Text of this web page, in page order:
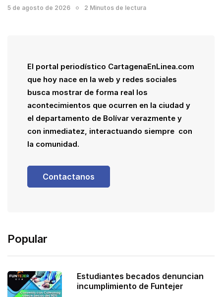
5 de agosto de 2026 2 Minutos de lectura
El portal periodístico CartagenaEnLinea.com
que hoy nace en la web y redes sociales
busca mostrar de forma real los
acontecimientos que ocurren en la ciudad y
el departamento de Bolívar verazmente y
con inmediatez, interactuando siempre con
la comunidad.
Contactanos
Popular
Estudiantes becados denuncian
incumplimiento de Funtejer